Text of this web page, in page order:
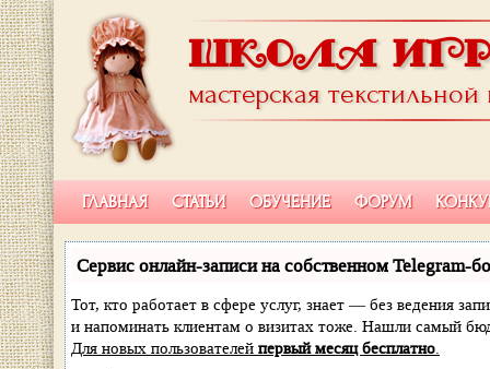
ШКОЛА
мастерская
ГЛАВНАЯ СТАТЬИ ОБУЧЕНИЕ ФОРУМ
Сервис онлайн-записи на собственном Telegram-
Тот, кто работает в сфере услуг, знает — без ведения
и напоминать клиентам о визитах тоже. Нашли самый
Для новых пользователей первый месяц бесплатно.